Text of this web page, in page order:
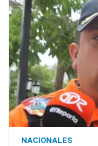
NACIONALES